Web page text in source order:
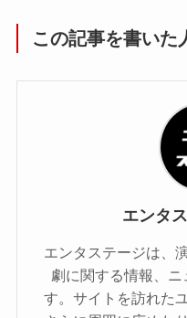
この記事を書いた
エンタ
エンタステージは、
劇に関する情報、
す。サイトを訪れた